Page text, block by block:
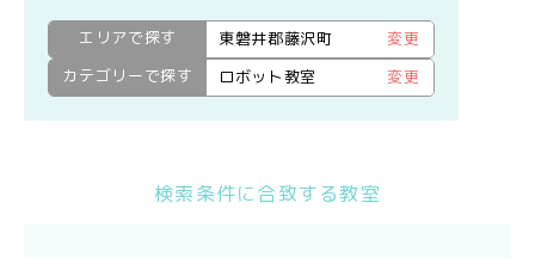
エリアで探す 東磐井郡藤沢町
変更
カテゴリーで探す
ロボット教室 変更
検索条件に合致する教室